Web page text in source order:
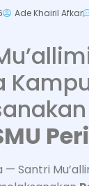
Ade Khairil Afkar
— Santri